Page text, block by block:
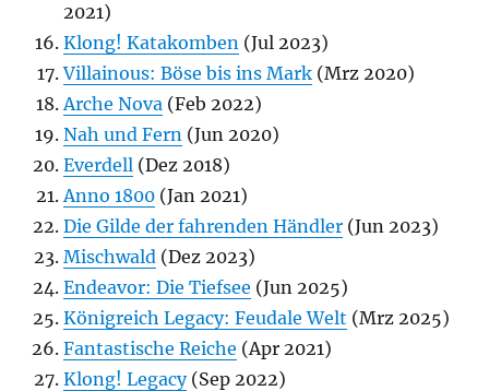
2021)
Klong! Katakomben (Jul 2023)
Villainous: Böse bis ins Mark (Mrz 2020)
Arche Nova (Feb 2022)
Nah und Fern (Jun 2020)
Everdell (Dez 2018)
Anno 1800 (Jan 2021)
Die Gilde der fahrenden Händler (Jun 2023)
Mischwald (Dez 2023)
Endeavor: Die Tiefsee (Jun 2025)
Königreich Legacy: Feudale Welt (Mrz 2025)
Fantastische Reiche (Apr 2021)
Klong! Legacy(Sep 2022)